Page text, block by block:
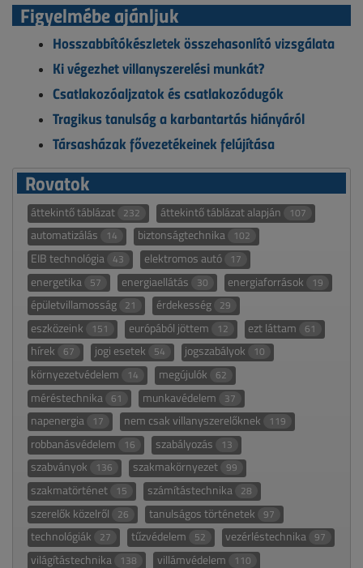
Figyelmébe ajánljuk
Hosszabbítókészletek összehasonlító vizsgálata
Ki végezhet villanyszerelési munkát?
Csatlakozóaljzatok és csatlakozódugók
Tragikus tanulság a karbantartás hiányáról
Társasházak fővezetékeinek felújítása
Rovatok
áttekintő táblázat 232 áttekintő táblázat alapján 107
automatizálás 14 biztonságtechnika 102
EIB technológia 43 elektromos autó 17
energetika 57 energiaellátás 30 energiaforrások 19
épületvillamosság 21 érdekesség 29
eszközeink 151 európából jöttem 12 ezt láttam 61
hírek 67 jogi esetek 54 jogszabályok 10
környezetvédelem 14 megújulók 62
méréstechnika 61 munkavédelem 37
napenergia 17 nem csak villanyszerelőknek 119
robbanásvédelem 16 szabályozás 13
szabványok 136 szakmakörnyezet 99
szakmatörténet 15 számítástechnika 28
szerelők közelről 26 tanulságos történetek 97
technológiák 27 tűzvédelem 52 vezérléstechnika 97
világítástechnika 138 villámvédelem 110